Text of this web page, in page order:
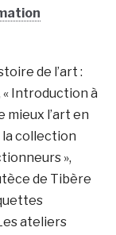
de l’art :
« Introduction à
mieux l’art en
la collection
»,
de Tibère
ateliers